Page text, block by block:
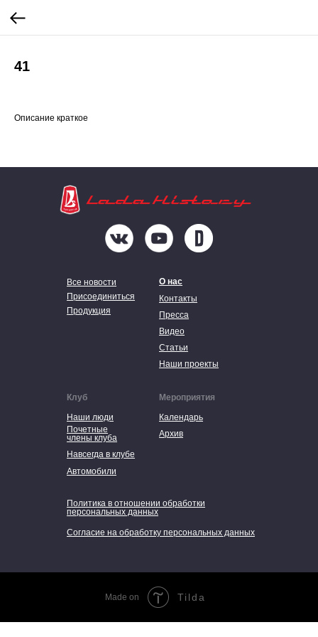
41
Описание краткое
Статьи
Контакты
Наши проекты
Пресса
Видео
Продукция
Наши люди
Клуб
Календарь
Мероприятия
О нас
Присоединиться
Все новости
Архив
Навсегда в клубе
Политика в отношении обработки
персональных данных
Согласие на обработку персональных данных
Почетные
члены клуба
Автомобили
Made on Tilda